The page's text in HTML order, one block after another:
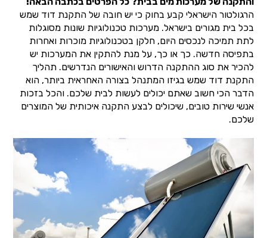
הרגולטור הישראלי קבע בחוק כי יש חובה של התקנת דוד שמש
בכל בית מגורים בישראל. מערכות טכנולוגיות שונות מסוגלות
לתת תמיכה לנכסים היום, חלקן בטכנולוגיות מוכרות ואחרות
בתפיסה חדשה. כך או כך, על מנת להתקין את המערכות יש
להכיר את סוג ההתקנה הדרוש והאישורים הנדרשים. תהליך
התקנת דוד שמש בגיזו המתנהל בצורה האחראית ביותר, הוא
הדבר הכי חשוב שאתם יכולים לעשות לבית שלכם. והכל בזכות
אנשי שירות טובים, שיכולים לבצע התקנה איכותית של המוצרים
שלכם.